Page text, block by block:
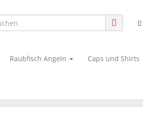
Raubfisch Angeln Caps und Shirts